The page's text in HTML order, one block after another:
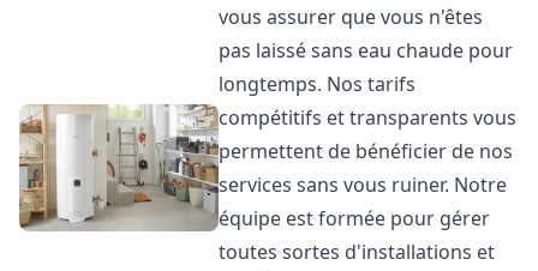
vous assurer que vous n'êtes
pas laissé sans eau chaude pour
longtemps. Nos tarifs
compétitifs et transparents vous
permettent de bénéficier de nos
services sans vous ruiner. Notre
équipe est formée pour gérer
toutes sortes d'installations et